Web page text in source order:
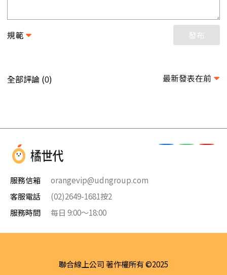
規範 發布
全部評論 (0) 最新發表在前
服務信箱
orangevip@udngroup.com
客服電話
(02)2649-1681按2
服務時間
每日 9:00～18:00
聯合線上公司 著作權所有 ©2025